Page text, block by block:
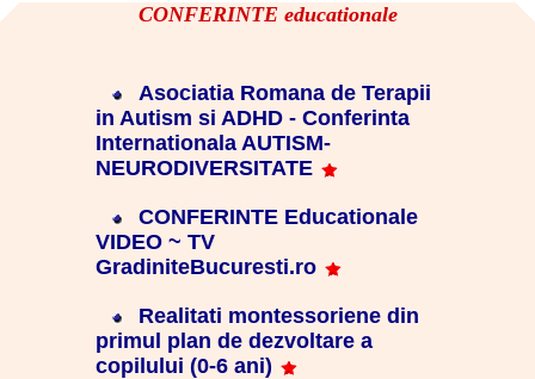
CONFERINTE educationale
Asociatia Romana de Terapii
in Autism si ADHD - Conferinta
Internationala AUTISM-
NEURODIVERSITATE
CONFERINTE Educationale
VIDEO ~ TV
GradiniteBucuresti.ro
Realitati montessoriene din
primul plan de dezvoltare a
copilului (0-6 ani)